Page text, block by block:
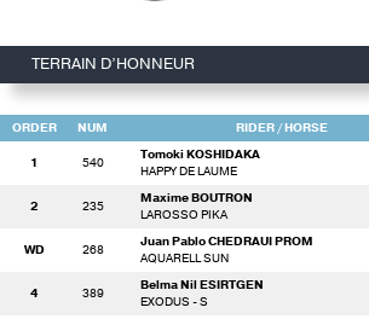
TERRAIN D’HONNEUR
ORDER NUM RIDER / HORSE
1 540
Tomoki KOSHIDAKA
HAPPY DE LAUME
2 235
Maxime BOUTRON
LAROSSO PIKA
WD 268
Juan Pablo CHEDRAUI PROM
AQUARELL SUN
4 389
Belma Nil ESIRTGEN
EXODUS - S